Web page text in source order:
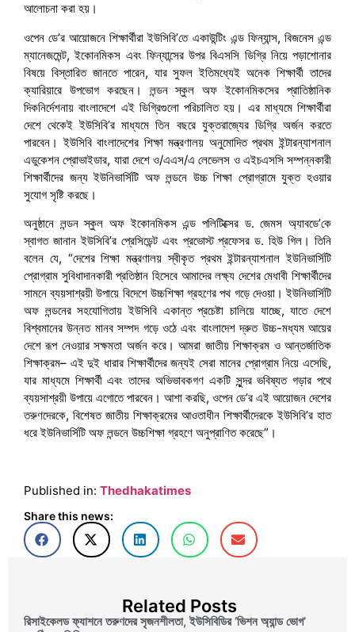
আলোচনা করা হয়।
ওপেন ডে’র আয়োজনে শিক্ষার্থীরা ইউসিবি’তে একাউন্টিং এন্ড ফিন্যান্স, বিজনেস এন্ড
ম্যানেজমেন্ট, ইকোনমিকস এবং ফিন্যান্সের উপর বিএসসি ডিগ্রি নিয়ে পড়াশোনার
বিষয়ে বিস্তারিত জানতে পারেন, যার সুফল ইতিমধ্যেই অনেক শিক্ষার্থী তাদের
ক্যারিয়ারে উপভোগ করছেন। লন্ডন স্কুল অফ ইকোনমিকসের প্রাতিষ্ঠানিক
দিকনির্দেশনায় বাংলাদেশে এই ডিগ্রিগুলো পরিচালিত হয়। এর মাধ্যমে শিক্ষার্থীরা
দেশে থেকেই ইউসিবি’র মাধ্যমে তিন বছরে যুক্তরাজ্যের ডিগ্রি অর্জন করতে
পারবেন। ইউসিবি বাংলাদেশের শিক্ষা মন্ত্রণালয় অনুমোদিত প্রথম ইন্টারন্যাশনাল
এডুকেশন প্রোভাইডার, যারা দেশে ও/এএস/এ লেভেলস ও এইচএসসি সম্পন্নকারী
শিক্ষার্থীদের জন্য ইউনিভার্সিটি অফ লন্ডনে উচ্চ শিক্ষা প্রোগ্রামে যুক্ত হওয়ার
সুযোগ সৃষ্টি করছে।
অনুষ্ঠানে লন্ডন স্কুল অফ ইকোনমিকস এন্ড পলিটিক্সের ড. জেমস অ্যাবডে’কে
স্বাগত জানান ইউসিবি’র প্রেসিডেন্ট এবং প্রভোস্ট প্রফেসর ড. হিউ গিল। তিনি
বলেন যে, “দেশের শিক্ষা মন্ত্রণালয় স্বীকৃত প্রথম ইন্টারন্যাশনাল ইউনিভার্সিটি
প্রোগ্রাম সুবিধাদানকারী প্রতিষ্ঠান হিসেবে আমাদের লক্ষ্য দেশের মেধাবী শিক্ষার্থীদের
সামনে ব্যয়সাশ্রয়ী উপায়ে বিদেশে উচ্চশিক্ষা গ্রহণের পথ গড়ে দেওয়া। ইউনিভার্সিটি
অফ লন্ডনের সহযোগিতায় ইউসিবি একান্ত প্রচেষ্টা চালিয়ে যাচ্ছে, যাতে দেশে
বিশ্বমানের উন্নত মানব সম্পদ গড়ে ওঠে এবং বাংলাদেশ দ্রুত উচ্চ-মধ্যম আয়ের
দেশে রূপ নেওয়ার সক্ষমতা অর্জন করে। আমরা জাতীয় শিক্ষাক্রম ও আন্তর্জাতিক
শিক্ষাক্রম– এই দুই ধারার শিক্ষার্থীদের জন্যই সেরা মানের প্রোগ্রাম নিয়ে এসেছি,
যার মাধ্যমে শিক্ষার্থী এবং তাদের অভিভাবকগণ একটি সুন্দর ভবিষ্যত গড়ার পথে
ব্যয়সাশ্রয়ী উপায়ে এগোতে পারবেন। আশা করছি, ওপেন ডে’র এই আয়োজন দেশের
তরুণদেরকে, বিশেষত জাতীয় শিক্ষাক্রমের আওতাধীন শিক্ষার্থীদেরকে ইউসিবি’র হাত
ধরে ইউনিভার্সিটি অফ লন্ডনে উচ্চশিক্ষা গ্রহণে অনুপ্রাণিত করেছে”।
Published in: Thedhakatimes
Share this news:
Related Posts
রিসাইকেলড ফ্যাশনে তরুণদের সৃজনশীলতা, ইউসিবিডির ‘ভিশন অ্যান্ড ভোগ’